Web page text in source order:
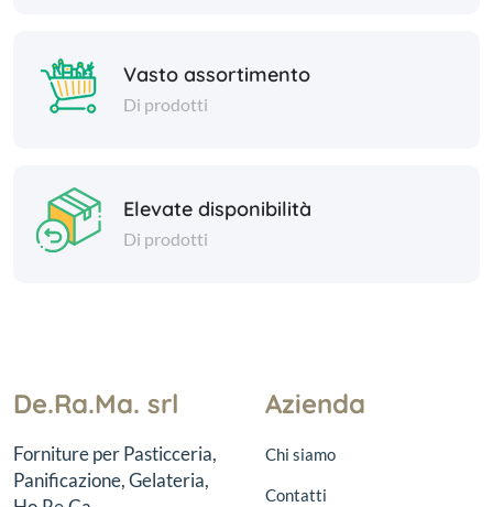
Vasto assortimento
Di prodotti
Elevate disponibilità
Di prodotti
De.Ra.Ma. srl
Forniture per Pasticceria,
Panificazione, Gelateria,
Azienda
Chi siamo
Contatti